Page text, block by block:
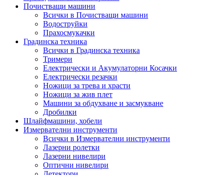
Почистващи машини
Всички в Почистващи машини
Водоструйки
Прахосмукачки
Градинска техника
Всички в Градинска техника
Тримери
Електрически и Акумулаторни Косачки
Електрически резачки
Ножици за трева и храсти
Ножици за жив плет
Машини за обдухване и засмукване
Дробилки
Шлайфмашини, хобели
Измервателни инструменти
Всички в Измервателни инструменти
Лазерни ролетки
Лазерни нивелири
Оптични нивелири